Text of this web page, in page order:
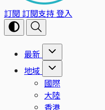
訂閱 訂閱支持登入
最新
地域
國際
大陸
香港